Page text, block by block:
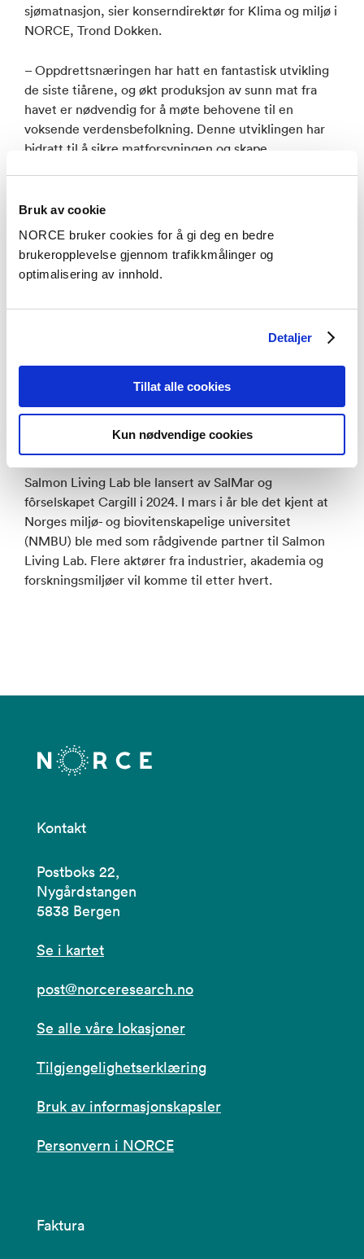
Bruk av cookie
NORCE bruker cookies for å gi deg en bedre
brukeropplevelse gjennom trafikkmålinger og
optimalisering av innhold.
Detaljer
Tillat alle cookies
Kun nødvendige cookies
sjømatnasjon, sier konserndirektør for Klima og miljø i
NORCE, Trond Dokken.
– Oppdrettsnæringen har hatt en fantastisk utvikling
de siste tiårene, og økt produksjon av sunn mat fra
havet er nødvendig for å møte behovene til en
voksende verdensbefolkning. Denne utviklingen har
bidratt til å sikre matforsyningen og skape
utfordringer knyttet til sykdom, miljøpåvirkning og
bærekraft. Økt kunnskap er viktig for å kunne snu
denne trenden, sier Hartmann.
– Vi står overfor komplekse utfordringer som ikke kan
løses av enkeltaktører alene. Derfor er det avgjørende
akademia, NGOer og myndigheter. Ved å samarbeide
på tvers av disse sektorene kan vi utvikle innovative
løsninger som sikrer en bærekraftig og fremtidsrettet
akvakulturnæring. Dette krever en helhetlig
erfaring for å oppnå felles mål, fortsetter Hartmann.
Salmon Living Lab ble lansert av SalMar og
fôrselskapet Cargill i 2024. I mars i år ble det kjent at
Norges miljø- og biovitenskapelige universitet
(NMBU) ble med som rådgivende partner til Salmon
Living Lab. Flere aktører fra industrier, akademia og
forskningsmiljøer vil komme til etter hvert.
Kontakt
Postboks 22,
Nygårdstangen
5838 Bergen
Se i kartet
post@norceresearch.no
Se alle våre lokasjoner
Tilgjengelighetserklæring
Bruk av informasjonskapsler
Personvern i NORCE
Faktura